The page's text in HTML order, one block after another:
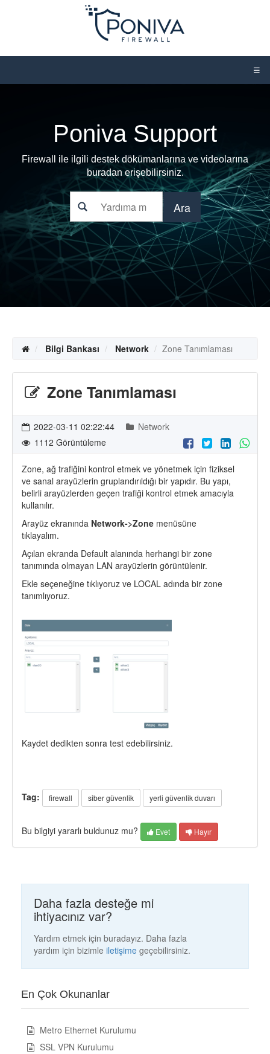
☰
Poniva Support
Firewall ile ilgili destek dökümanlarına ve videolarına
buradan erişebilirsiniz.
Ara
Bilgi Bankası Network Zone Tanımlaması
Zone Tanımlaması
2022-03-11 02:22:44
Network
1112 Görüntüleme
Zone, ağ trafiğini kontrol etmek ve yönetmek için fiziksel
ve sanal arayüzlerin gruplandırıldığı bir yapıdır. Bu yapı,
belirli arayüzlerden geçen trafiği kontrol etmek amacıyla
kullanılır.
Arayüz ekranında Network->Zone menüsüne
tıklayalım.
Açılan ekranda Default alanında herhangi bir zone
tanımında olmayan LAN arayüzlerin görüntülenir.
Ekle seçeneğine tıklıyoruz ve LOCAL adında bir zone
tanımlıyoruz.
Kaydet dedikten sonra test edebilirsiniz.
Tag: firewall siber güvenlik yerli güvenlik duvarı
Bu bilgiyi yararlı buldunuz mu? Evet Hayır
Daha fazla desteğe mi
ihtiyacınız var?
Yardım etmek için buradayız. Daha fazla
yardım için bizimle iletişime geçebilirsiniz.
En Çok Okunanlar
Metro Ethernet Kurulumu
SSL VPN Kurulumu